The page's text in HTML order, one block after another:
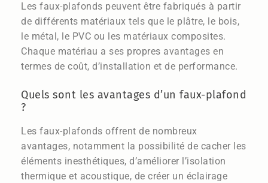
Les faux-plafonds peuvent être fabriqués à partir
de différents matériaux tels que le plâtre, le bois,
le métal, le PVC ou les matériaux composites.
Chaque matériau a ses propres avantages en
termes de coût, d’installation et de performance.
Quels sont les avantages d’un faux-plafond
?
Les faux-plafonds offrent de nombreux
avantages, notamment la possibilité de cacher les
éléments inesthétiques, d’améliorer l’isolation
thermique et acoustique, de créer un éclairage